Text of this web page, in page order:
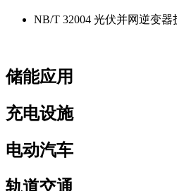
NB/T 32004 光伏并网逆变器
储能应用
充电设施
电动汽车
轨道交通